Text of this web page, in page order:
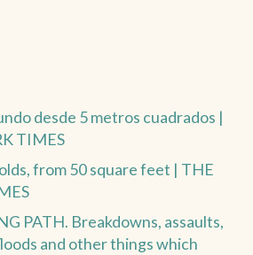
desde 5 metros cuadrados |
TIMES
from 50 square feet | THE
PATH. Breakdowns, assaults,
and other things which